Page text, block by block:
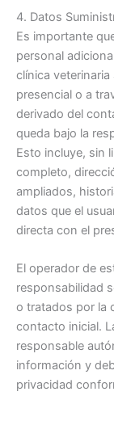
4. Datos
Es importante
personal
clínica
presencial o a
derivado del
queda bajo la
Esto incluye, sin
completo,
ampliados,
datos que el
directa con el
El operador de
responsabilidad
o tratados por la
contacto inicial.
responsable
información y
privacidad